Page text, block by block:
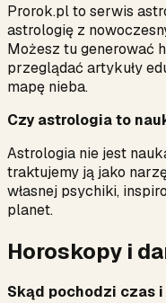
Prorok.pl to serwis
astrologię z
Możesz tu generować
przeglądać artykuły
mapę nieba.
Czy astrologia to
Astrologia nie jest
traktujemy ją jako
własnej psychiki,
planet.
Horoskopy i
Skąd pochodzi czas